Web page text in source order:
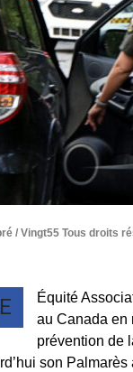
/ Vingt55 Tous droits
Équité
au Canada en
prévention de
son